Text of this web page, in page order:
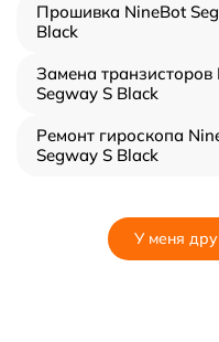
Прошивка NineBot
Black
Замена транзисторов
Segway S Black
Ремонт гироскопа
Segway S Black
У меня